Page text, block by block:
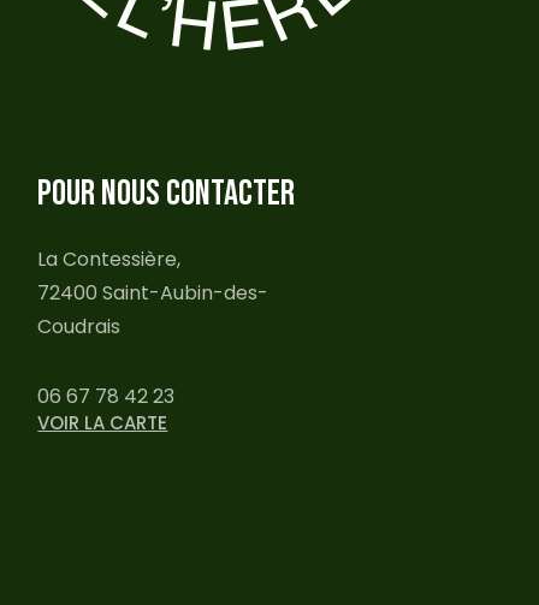
POUR NOUS CONTACTER
La Contessière,
72400 Saint-Aubin-des-
Coudrais
06 67 78 42 23
VOIR LA CARTE